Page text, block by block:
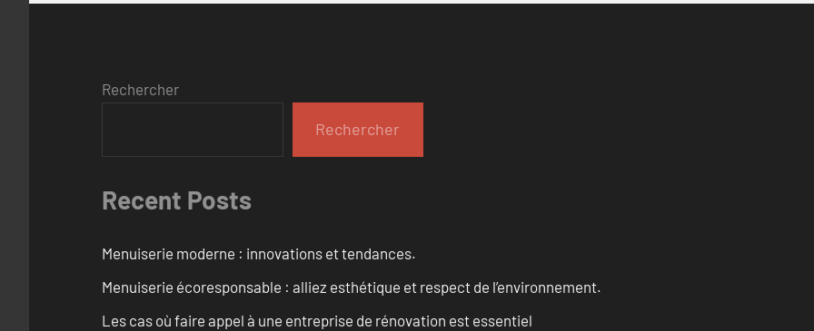
Rechercher
Rechercher
Recent Posts
Menuiserie moderne : innovations et tendances.
Menuiserie écoresponsable : alliez esthétique et respect de l’environnement.
Les cas où faire appel à une entreprise de rénovation est essentiel